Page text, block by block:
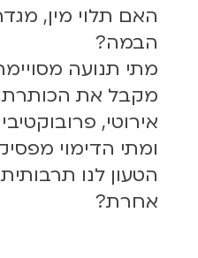
האם תלוי מין,
הבמה?
מתי תנועה
מקבל את הכותרת
אירוטי,
ומתי הדימוי
הטעון לנו
אחרת?